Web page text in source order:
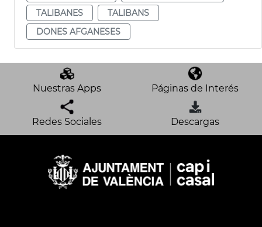
TALIBANES
TALIBANS
DONES AFGANESES
Nuestras Apps Páginas de Interés
Redes Sociales Descargas